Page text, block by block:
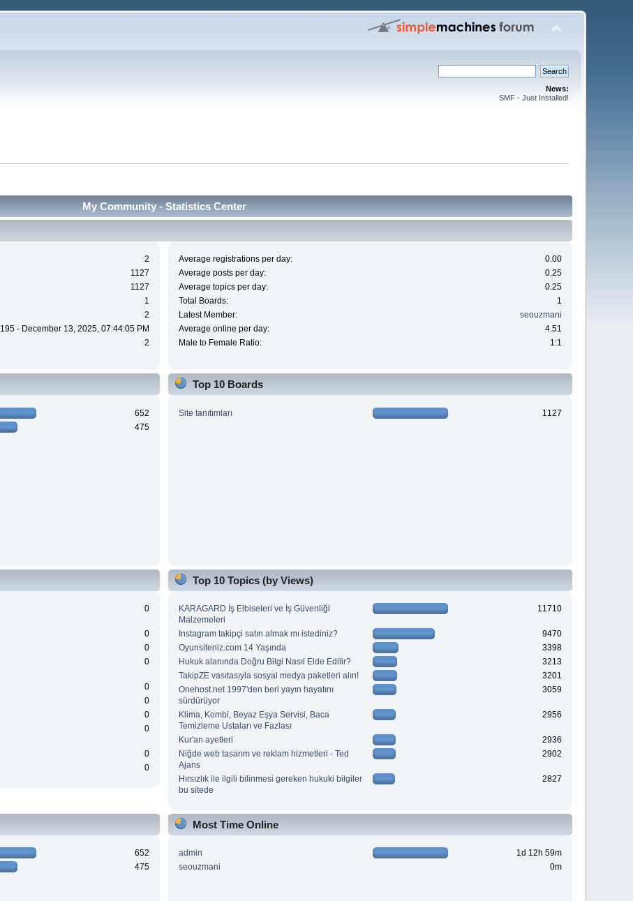
News:
SMF - Just Installed!
My Community - Statistics Center
2
1127
1127
1
2
195 - December 13, 2025, 07:44:05 PM
2
Average registrations per day:
0.00
Average posts per day:
0.25
Average topics per day:
0.25
Total Boards:
1
Latest Member:
seouzmani
Average online per day:
4.51
Male to Female Ratio:
1:1
652
475
Top 10 Boards
Site tanıtımları 1127
0
0
0
0
0
0
0
0
0
0
Top 10 Topics (by Views)
KARAGARD İş Elbiseleri ve İş Güvenliği
Malzemeleri
11710
Instagram takipçi satın almak mı istediniz?
9470
Oyunsiteniz.com 14 Yaşında
3398
Hukuk alanında Doğru Bilgi Nasıl Elde Edilir?
3213
TakipZE vasıtasıyla sosyal medya paketleri alın!
3201
Onehost.net 1997'den beri yayın hayatını
sürdürüyor
3059
Klima, Kombi, Beyaz Eşya Servisi, Baca
Temizleme Ustaları ve Fazlası
2956
Kur'an ayetleri
2936
Niğde web tasarım ve reklam hizmetleri - Ted
Ajans
2902
Hırsızlık ile ilgili bilinmesi gereken hukuki bilgiler
bu sitede
2827
652
475
Most Time Online
admin
1d 12h 59m
seouzmani
0m